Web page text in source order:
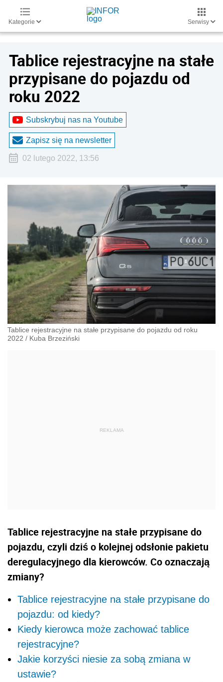
Kategorie Serwisy
Tablice rejestracyjne na stałe
przypisane do pojazdu od
roku 2022
Subskrybuj nas na Youtube
Zapisz się na newsletter
02 lutego 2022, 13:56
Tablice rejestracyjne na stałe przypisane do pojazdu od roku
2022 / Kuba Brzeziński
Tablice rejestracyjne na stałe przypisane do
pojazdu, czyli dziś o kolejnej odsłonie pakietu
deregulacyjnego dla kierowców. Co oznaczają
zmiany?
Tablice rejestracyjne na stałe przypisane do
pojazdu: od kiedy?
Kiedy kierowca może zachować tablice
rejestracyjne?
Jakie korzyści niesie za sobą zmiana w
ustawie?